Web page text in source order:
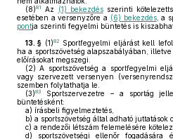
(8)81 Az (1) bekezdésszerinti
esetében a versenyzőre a (6) bekezdés, a
pontja szerinti fegyelmi büntetés is
13. § (1)82
Sportfegyelmi eljárást kell
ha a sportszövetség alapszabályában,
előírásokat megszegi.
(2) A sportszövetség a sportfegyelmi
vagy szervezett versenyen
szemben folytathatja le.
(3)83
Sportszervezetre – a sportág
büntetésként:
a) írásbeli figyelmeztetés,
b) a sportszövetség által adható juttatások
c) a rendezői létszám felemelésére
d) sportszövetségi ellenőr fogadására